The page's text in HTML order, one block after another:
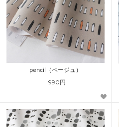
pencil（ベージュ）
990円